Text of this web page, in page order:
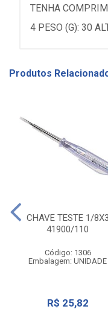
TENHA
4 PESO (G): 30
Produtos
CHAVE TESTE 1/8X3
41900/110
Código: 1306
Embalagem: UNIDADE
R$ 25,82